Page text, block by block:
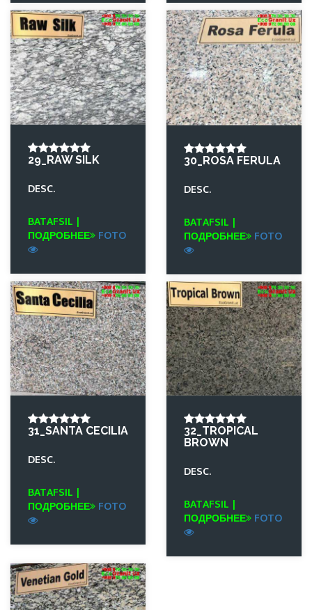
29_RAW SILK
DESC.
BATAFSIL |
ПОДРОБНЕЕ
FOTO
30_ROSA FERULA
DESC.
BATAFSIL |
ПОДРОБНЕЕ
FOTO
31_SANTA CECILIA
DESC.
BATAFSIL |
ПОДРОБНЕЕ
FOTO
32_TROPICAL
BROWN
DESC.
BATAFSIL |
ПОДРОБНЕЕ
FOTO